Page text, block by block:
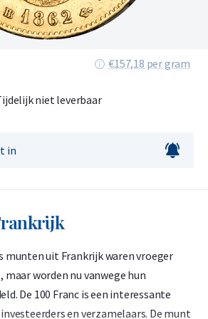
€157,18 per gram
niet leverbaar
in
munten uit Frankrijk waren vroeger
worden nu vanwege hun
De 100 Franc is een interessante
en verzamelaars. De munt